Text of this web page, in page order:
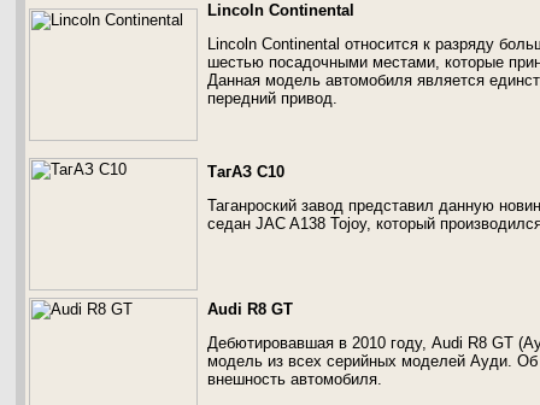
Lincoln Continental
Lincoln Continental относится к разряду
шестью посадочными местами, которые
Данная модель автомобиля является
передний привод.
ТагАЗ С10
Таганроский завод представил данную
седан JAC A138 Tojoy, который
Audi R8 GT
Дебютировавшая в 2010 году, Audi R8 GT
модель из всех серийных моделей Ауди. Об
внешность автомобиля.